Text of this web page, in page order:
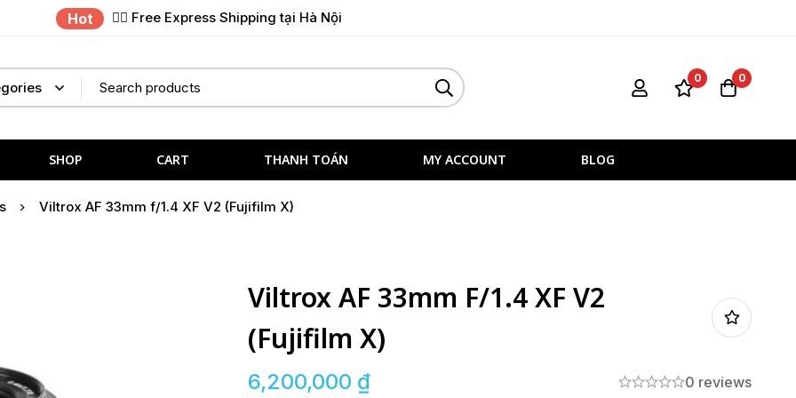
Hot ✌🏼 Free Express Shipping tại Hà Nội
0 0
SHOP CART THANH TOÁN MY ACCOUNT BLOG
Viltrox AF 33mm f/1.4 XF V2 (Fujifilm X)
Viltrox AF 33mm F/1.4 XF V2
(Fujifilm X)
6,200,000 ₫ 0 reviews